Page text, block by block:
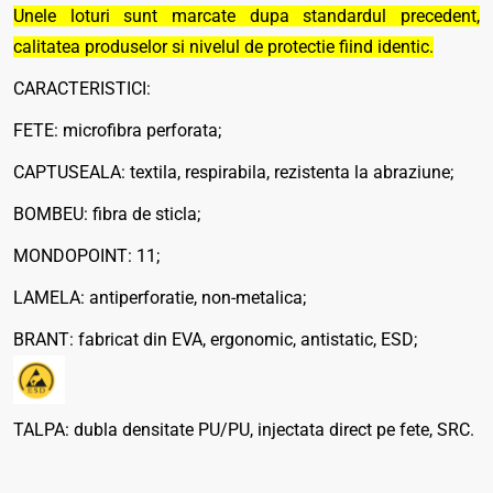
Unele loturi sunt marcate dupa standardul precedent,
calitatea produselor si nivelul de protectie fiind identic.
CARACTERISTICI:
FETE: microfibra perforata;
CAPTUSEALA: textila, respirabila, rezistenta la abraziune;
BOMBEU: fibra de sticla;
MONDOPOINT: 11;
LAMELA: antiperforatie, non-metalica;
BRANT: fabricat din EVA, ergonomic, antistatic, ESD;
TALPA: dubla densitate PU/PU, injectata direct pe fete, SRC.